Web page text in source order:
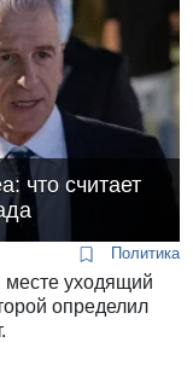
что считает
Политика
месте уходящий
определил